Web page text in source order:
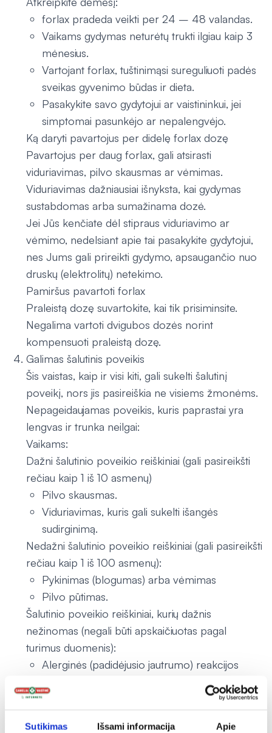
Sutikimas Išsami informacija Apie
forlax pradeda veikti per 24 – 48 valandas.
Vaikams gydymas neturėtų trukti ilgiau kaip 3
mėnesius.
Vartojant forlax, tuštinimąsi sureguliuoti padės
sveikas gyvenimo būdas ir dieta.
Pasakykite savo gydytojui ar vaistininkui, jei
simptomai pasunkėjo ar nepalengvėjo.
Ką daryti pavartojus per didelę forlax dozę
Pavartojus per daug forlax, gali atsirasti
viduriavimas, pilvo skausmas ar vėmimas.
Viduriavimas dažniausiai išnyksta, kai gydymas
sustabdomas arba sumažinama dozė.
Jei Jūs kenčiate dėl stipraus viduriavimo ar
vėmimo, nedelsiant apie tai pasakykite gydytojui,
nes Jums gali prireikti gydymo, apsaugančio nuo
druskų (elektrolitų) netekimo.
Pamiršus pavartoti forlax
Praleistą dozę suvartokite, kai tik prisiminsite.
Negalima vartoti dvigubos dozės norint
kompensuoti praleistą dozę.
Galimas šalutinis poveikis
Šis vaistas, kaip ir visi kiti, gali sukelti šalutinį
poveikį, nors jis pasireiškia ne visiems žmonėms.
Nepageidaujamas poveikis, kuris paprastai yra
lengvas ir trunka neilgai:
Vaikams:
Dažni šalutinio poveikio reiškiniai (gali pasireikšti
rečiau kaip 1 iš 10 asmenų)
Pilvo skausmas.
Viduriavimas, kuris gali sukelti išangės
sudirginimą.
Nedažni šalutinio poveikio reiškiniai (gali pasireikšti
rečiau kaip 1 iš 100 asmenų):
Pykinimas (blogumas) arba vėmimas
Pilvo pūtimas.
Šalutinio poveikio reiškiniai, kurių dažnis
nežinomas (negali būti apskaičiuotas pagal
turimus duomenis):
Alerginės (padidėjusio jautrumo) reakcijos
(bėrimas, dilgėlinė, veido ar gerklės tinimas,
sunkumas kvėpuoti, alpimas ar kolapsas).